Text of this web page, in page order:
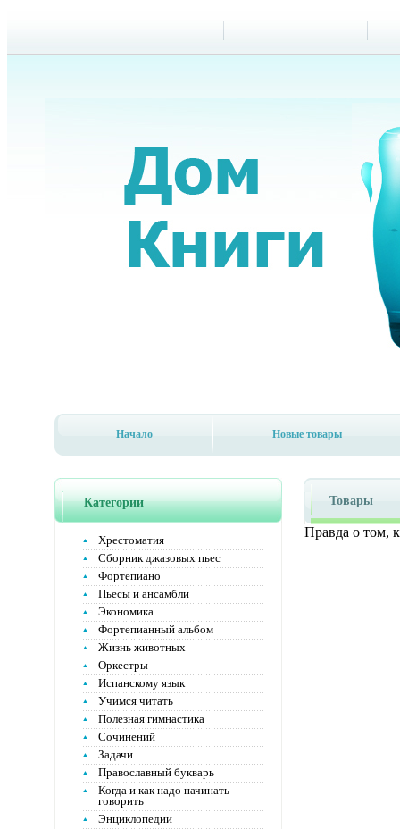
Начало Новые товары
Категории
Хрестоматия
Сборник джазовых пьес
Фортепиано
Пьесы и ансамбли
Экономика
Фортепианный альбом
Жизнь животных
Оркестры
Испанскому язык
Учимся читать
Полезная гимнастика
Сочинений
Задачи
Православный букварь
Когда и как надо начинать
говорить
Энциклопедии
Товары
Правда о том,